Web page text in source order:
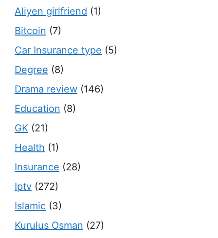
Aliyen girlfriend (1)
Bitcoin (7)
Car Insurance type (5)
Degree (8)
Drama review (146)
Education (8)
GK (21)
Health (1)
Insurance (28)
Iptv (272)
Islamic (3)
Kurulus Osman (27)